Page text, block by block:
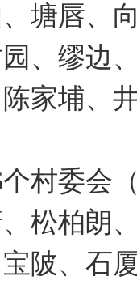
塘唇、
、缪边
家埔、
委会（
松柏朗
陂、石